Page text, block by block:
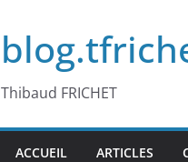
Thibaud FRICHET
ACCUEIL ARTICLES